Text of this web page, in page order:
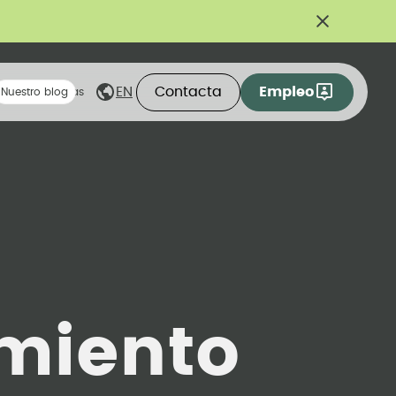
compartidas
Nuestro blog EN Contacta Empleo